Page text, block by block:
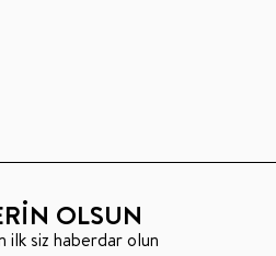
OLSUN
ilk siz haberdar olun